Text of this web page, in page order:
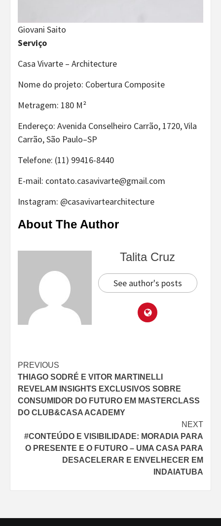
Giovani Saito
Serviço
Casa Vivarte – Architecture
Nome do projeto: Cobertura Composite
Metragem: 180 M²
Endereço: Avenida Conselheiro Carrão, 1720, Vila
Carrão, São Paulo–SP
Telefone: (11) 99416-8440
E-mail: contato.casavivarte@gmail.com
Instagram: @casavivartearchitecture
About The Author
Talita Cruz
See author's posts
Continue
Reading
PREVIOUS
THIAGO SODRÉ E VITOR MARTINELLI
REVELAM INSIGHTS EXCLUSIVOS SOBRE
CONSUMIDOR DO FUTURO EM MASTERCLASS
DO CLUB&CASA ACADEMY
NEXT
#CONTEÚDO E VISIBILIDADE: MORADIA PARA
O PRESENTE E O FUTURO – UMA CASA PARA
DESACELERAR E ENVELHECER EM
INDAIATUBA